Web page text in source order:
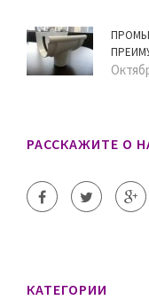
РАССКАЖИТЕ О
КАТЕГОРИИ